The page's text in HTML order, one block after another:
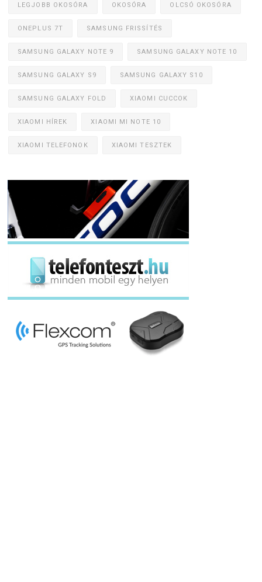
LEGJOBB OKOSÓRA OKOSÓRA OLCSÓ OKOSÓRA
ONEPLUS 7T SAMSUNG FRISSÍTÉS
SAMSUNG GALAXY NOTE 9 SAMSUNG GALAXY NOTE 10
SAMSUNG GALAXY S9 SAMSUNG GALAXY S10
SAMSUNG GALAXY FOLD XIAOMI CUCCOK
XIAOMI HÍREK XIAOMI MI NOTE 10
XIAOMI TELEFONOK XIAOMI TESZTEK